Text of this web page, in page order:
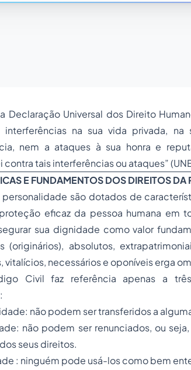
Declaração Universal dos Direito
interferências na sua vida privada,
nem a ataques à sua honra e
tais interferências ou ataques”
E FUNDAMENTOS DOS DIREITOS DA
são dotados de
eficaz da pessoa humana em
sua dignidade como valor
(originários), absolutos,
vitalícios, necessários e oponíveiserga
Civil faz referência apenas a
não podem ser transferidos a
não podem ser renunciados, ou
seus direitos.
: ninguém pode usá-los como bem